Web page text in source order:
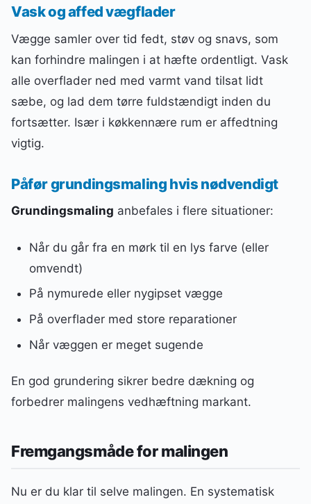
Vask og affed vægflader
Vægge samler over tid fedt, støv og snavs, som
kan forhindre malingen i at hæfte ordentligt. Vask
alle overflader ned med varmt vand tilsat lidt
sæbe, og lad dem tørre fuldstændigt inden du
fortsætter. Især i køkkennære rum er affedtning
vigtig.
Påfør grundingsmaling hvis nødvendigt
Grundingsmaling anbefales i flere situationer:
Når du går fra en mørk til en lys farve (eller
omvendt)
På nymurede eller nygipset vægge
På overflader med store reparationer
Når væggen er meget sugende
En god grundering sikrer bedre dækning og
forbedrer malingens vedhæftning markant.
Fremgangsmåde for malingen
Nu er du klar til selve malingen. En systematisk